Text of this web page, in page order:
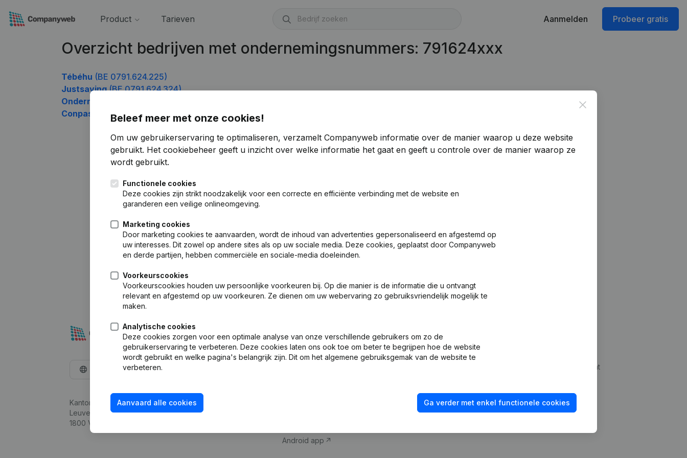
Product Tarieven Aanmelden Probeer gratis
Overzicht bedrijven met ondernemingsnummers: 791624xxx
Tébéhu (BE 0791.624.225)
Justsaying(BE 0791.624.324)
Onderneem
Conpas Société Générale De Constructions Et Services
Close
Beleef meer met onze cookies!
Om uw gebruikerservaring te optimaliseren, verzamelt Companyweb informatie over de manier waarop u deze website
gebruikt. Het cookiebeheer geeft u inzicht over welke informatie het gaat en geeft u controle over de manier waarop ze
wordt gebruikt.
Functionele cookies
Deze cookies zijn strikt noodzakelijk voor een correcte en efficiënte verbinding met de website en
garanderen een veilige onlineomgeving.
Marketing cookies
Door marketing cookies te aanvaarden, wordt de inhoud van advertenties gepersonaliseerd en afgestemd op
uw interesses. Dit zowel op andere sites als op uw sociale media. Deze cookies, geplaatst door Companyweb
en derde partijen, hebben commerciële en sociale-media doeleinden.
Voorkeurscookies
Voorkeurscookies houden uw persoonlijke voorkeuren bij. Op die manier is de informatie die u ontvangt
relevant en afgestemd op uw voorkeuren. Ze dienen om uw webervaring zo gebruiksvriendelijk mogelijk te
maken.
Analytische cookies
Deze cookies zorgen voor een optimale analyse van onze verschillende gebruikers om zo de
gebruikerservaring te verbeteren. Deze cookies laten ons ook toe om beter te begrijpen hoe de website
wordt gebruikt en welke pagina's belangrijk zijn. Dit om het algemene gebruiksgemak van de website te
verbeteren.
Aanvaard alle cookies Ga verder met enkel functionele cookies
Nederlands
Kantorenpark Everest
Leuvensesteenweg 248D,
1800 Vilvoorde
Bedrijfsinformatie
Android app
Compliance & fraudepreventie
Kredietwaardigheid checken
Integraties op maat
Contact